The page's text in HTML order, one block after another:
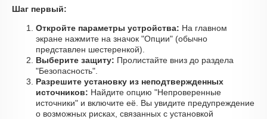
Шаг первый:
Откройте параметры устройства: На главном
экране нажмите на значок "Опции" (обычно
представлен шестеренкой).
Выберите защиту: Пролистайте вниз до раздела
"Безопасность".
Разрешите установку из неподтвержденных
источников: Найдите опцию "Непроверенные
источники" и включите её. Вы увидите предупреждение
о возможных рисках, связанных с установкой